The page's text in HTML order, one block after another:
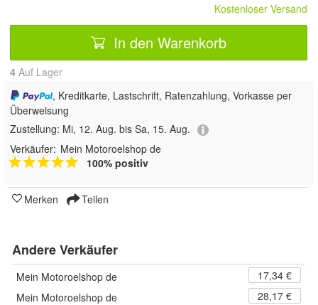
Kostenloser Versand
In den Warenkorb
4 Auf Lager
, Kreditkarte, Lastschrift, Ratenzahlung, Vorkasse per
Überweisung
Zustellung: Mi, 12. Aug. bis Sa, 15. Aug.
Verkäufer: Mein Motoroelshop de
100% positiv
Merken Teilen
Andere Verkäufer
Mein Motoroelshop de
17,34 €
Mein Motoroelshop de
28,17 €